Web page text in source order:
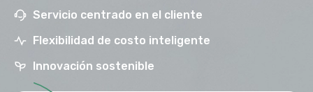
Servicio centrado en el cliente
Flexibilidad de costo inteligente
Innovación sostenible